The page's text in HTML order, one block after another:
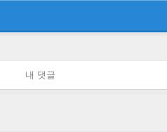
내 댓글